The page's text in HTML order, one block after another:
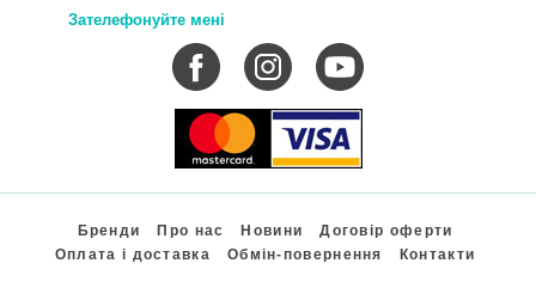
Зателефонуйте мені
Бренди Про нас Новини
Договір оферти
Оплата і доставка
Обмін-повернення Контакти